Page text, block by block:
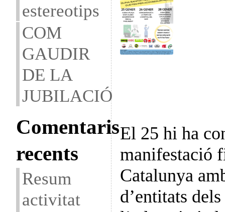
estereotips
COM
GAUDIR
DE LA
JUBILACIÓ
Comentaris
recents
Resum
activitat
El 25 hi ha
manifestació
Catalunya
d’entitats